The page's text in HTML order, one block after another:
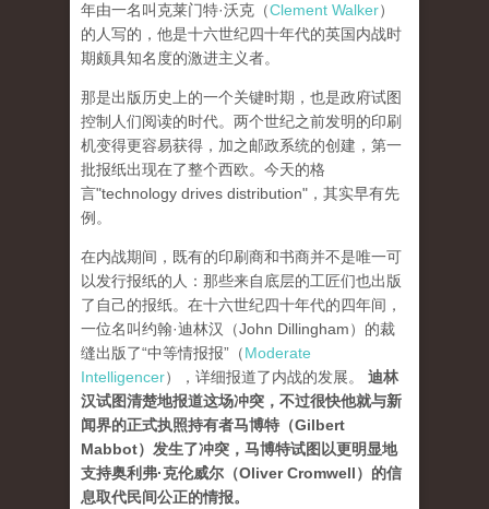
年由一名叫克莱门特·沃克（Clement Walker）
的人写的，他是十六世纪四十年代的英国内战时
期颇具知名度的激进主义者。
那是出版历史上的一个关键时期，也是政府试图
控制人们阅读的时代。两个世纪之前发明的印刷
机变得更容易获得，加之邮政系统的创建，第一
批报纸出现在了整个西欧。今天的格
言"technology drives dis­tribution"，其实早有先
例。
在内战期间，既有的印刷商和书商并不是唯一可
以发行报纸的人：那些来自底层的工匠们也出版
了自己的报纸。在十六世纪四十年代的四年间，
一位名叫约翰·迪林汉（John Dillingham）的裁
缝出版了“中等情报报”（Moderate
Intelligencer），详细报道了内战的发展。 迪林
汉试图清楚地报道这场冲突，不过很快他就与新
闻界的正式执照持有者马博特（Gilbert
Mabbot）发生了冲突，马博特试图以更明显地
支持奥利弗·克伦威尔（Oliver Cromwell）的信
息取代民间公正的情报。